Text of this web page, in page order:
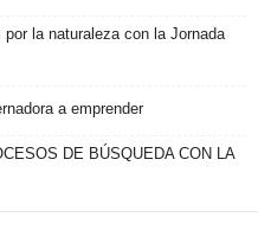
la naturaleza con la Jornada
a emprender
DE BÚSQUEDA CON LA